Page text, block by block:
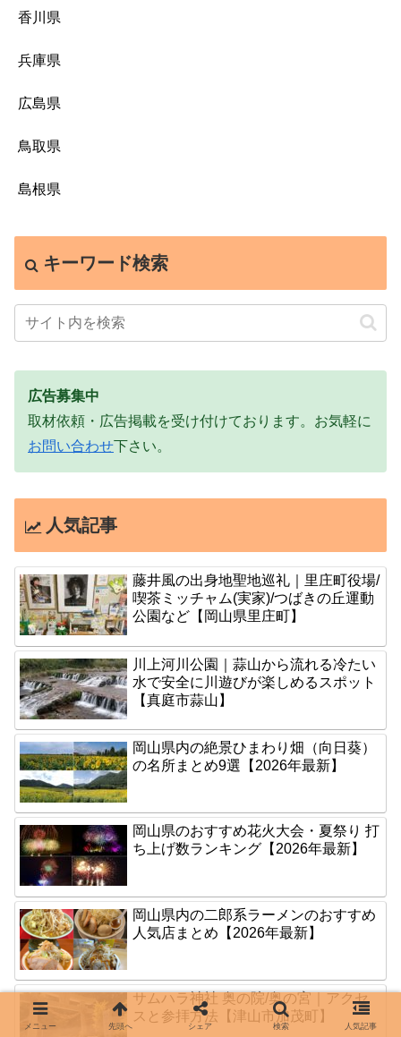
香川県
兵庫県
広島県
鳥取県
島根県
キーワード検索
広告募集中
取材依頼・広告掲載を受け付けております。お気軽に
お問い合わせ下さい。
人気記事
藤井風の出身地聖地巡礼｜里庄町役場/
喫茶ミッチャム(実家)/つばきの丘運動
公園など【岡山県里庄町】
川上河川公園｜蒜山から流れる冷たい
水で安全に川遊びが楽しめるスポット
【真庭市蒜山】
岡山県内の絶景ひまわり畑（向日葵）
の名所まとめ9選【2026年最新】
岡山県のおすすめ花火大会・夏祭り 打
ち上げ数ランキング【2026年最新】
岡山県内の二郎系ラーメンのおすすめ
人気店まとめ【2026年最新】
サムハラ神社 奥の院/奥の宮｜アクセ
スと参拝方法【津山市加茂町】
メニュー 先頭へ シェア 検索 人気記事